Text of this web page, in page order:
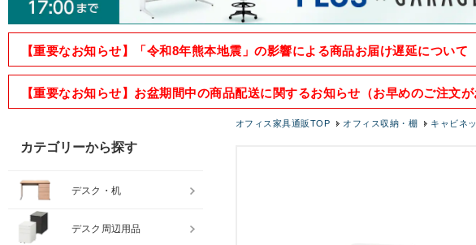
【重要なお知らせ】「令和8年熊本地震」の影響による商品お届け遅延について
【重要なお知らせ】お盆期間中の商品配送に関するお知らせ（お早めのご注文が
オフィス家具通販TOP オフィス収納・棚 キャビネ
カテゴリーから探す
デスク・机
デスク周辺用品